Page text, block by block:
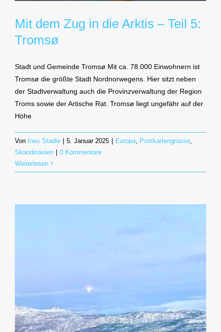
Mit dem Zug in die Arktis – Teil 5:
Tromsø
Stadt und Gemeinde Tromsø Mit ca. 78.000 Einwohnern ist
Tromsø die größte Stadt Nordnorwegens. Hier sitzt neben
der Stadtverwaltung auch die Provinzverwaltung der Region
Troms sowie der Artische Rat. Tromsø liegt ungefähr auf der
Höhe
Von Ines Stadie | 5. Januar 2025 | Europa Postkartengrüsse
Skandinavien | 0 Kommentare
Weiterlesen